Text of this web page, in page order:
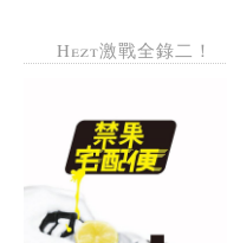
Hezt激戰全錄二！